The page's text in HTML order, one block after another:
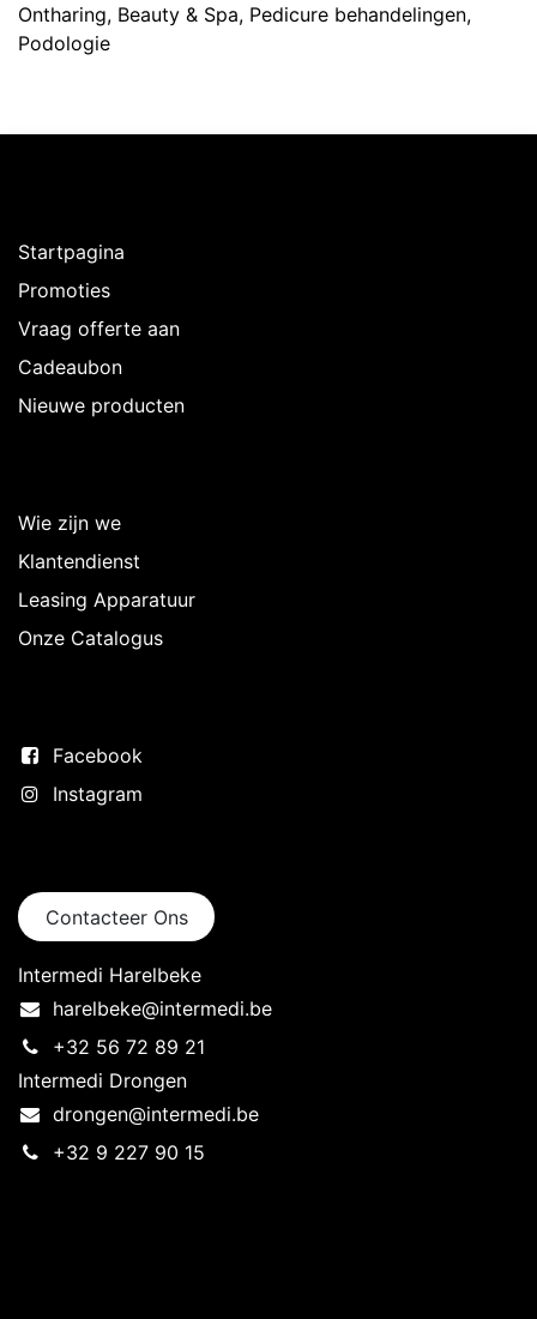
Ontharing, Beauty & Spa, Pedicure behandelingen,
Podologie
Startpagina
Promoties
Vraag offerte aan
Cadeaubon
Nieuwe producten
Wie zijn we
Klantendienst
Leasing Apparatuur
Onze Catalogus
Facebook
Instagram
Contacteer Ons
Intermedi Harelbeke
harelbeke@intermedi.be
+32 56 72 89 21
Intermedi Drongen
drongen@intermedi.be
+32 9 227 90 15